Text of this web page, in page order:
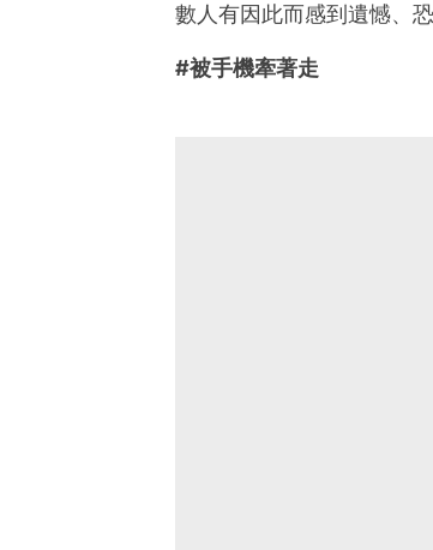
數人有因此而感到遺憾、
#被手機牽著走